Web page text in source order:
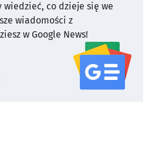
wiedzieć, co dzieje się we
wiadomości z
w Google News!
serwisu